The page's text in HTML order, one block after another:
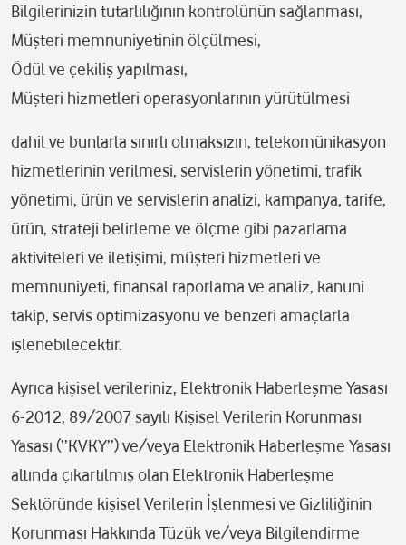
Bilgilerinizin tutarlılığının kontrolünün sağlanması,
Müşteri memnuniyetinin ölçülmesi,
Ödül ve çekiliş yapılması,
Müşteri hizmetleri operasyonlarının yürütülmesi
dahil ve bunlarla sınırlı olmaksızın, telekomünikasyon
hizmetlerinin verilmesi, servislerin yönetimi, trafik
yönetimi, ürün ve servislerin analizi, kampanya, tarife,
ürün, strateji belirleme ve ölçme gibi pazarlama
aktiviteleri ve iletişimi, müşteri hizmetleri ve
memnuniyeti, finansal raporlama ve analiz, kanuni
takip, servis optimizasyonu ve benzeri amaçlarla
işlenebilecektir.
Ayrıca kişisel verileriniz, Elektronik Haberleşme Yasası
6-2012, 89/2007 sayılı Kişisel Verilerin Korunması
Yasası (‘’KVKY’’) ve/veya Elektronik Haberleşme Yasası
altında çıkartılmış olan Elektronik Haberleşme
Sektöründe kişisel Verilerin İşlenmesi ve Gizliliğinin
Korunması Hakkında Tüzük ve/veya Bilgilendirme